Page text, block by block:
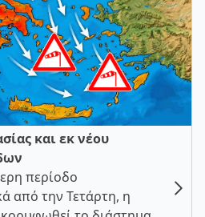
και εκ νέου
περίοδο
από την Τετάρτη, η